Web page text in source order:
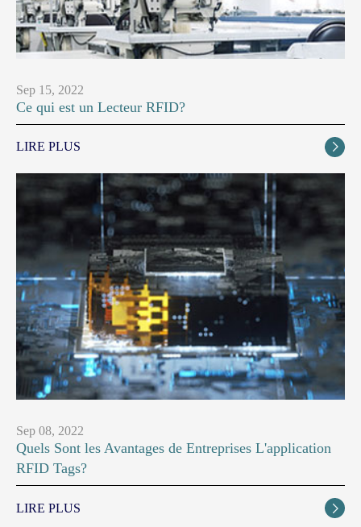
Sep 15, 2022
Ce qui est un Lecteur RFID?
LIRE PLUS 
Sep 08, 2022
Quels Sont les Avantages de Entreprises L'application
RFID Tags?
LIRE PLUS 